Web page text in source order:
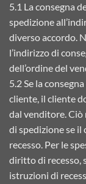
5.1 La consegna
spedizione
diverso accordo.
l’indirizzo di
dell’ordine del
5.2 Se la
cliente, il cliente
dal venditore. Ciò
di spedizione se
recesso. Per le
diritto di recesso,
istruzioni di